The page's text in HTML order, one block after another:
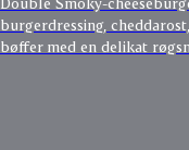
burgerdressing,
bøffer med en delikat